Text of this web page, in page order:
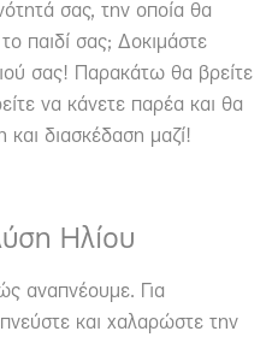
σας, την οποία θα
παιδί σας; Δοκιμάστε
σας! Παρακάτω θα βρείτε
να κάνετε παρέα και θα
διασκέδαση μαζί!
Ηλίου
αναπνέουμε. Για
και χαλαρώστε την